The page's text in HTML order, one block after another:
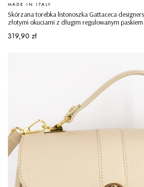
Skórzana torebka listonoszka Gattaceca
złotymi okuciami z długim regulowanym
PRODUCENT
MADE IN ITALY
Cena
319,90 zł